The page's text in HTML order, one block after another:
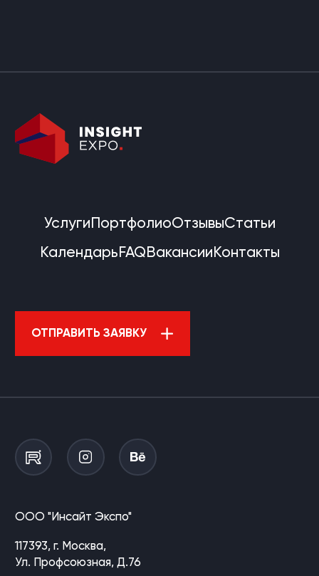
УслугиПортфолиоОтзывыСтатьи
КалендарьFAQВакансииКонтакты
ОТПРАВИТЬ ЗАЯВКУ
ООО "Инсайт Экспо"
117393, г. Москва,
Ул. Профсоюзная, Д.76